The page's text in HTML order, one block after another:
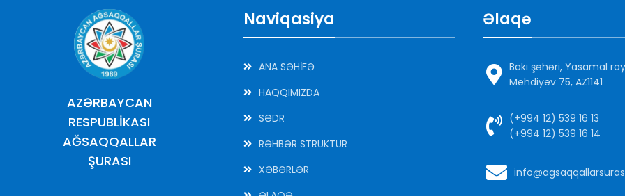
AZƏRBAYCAN
RESPUBLİKASI
AĞSAQQALLAR
ŞURASI
Naviqasiya
ANA SƏHİFƏ
HAQQIMIZDA
SƏDR
RƏHBƏR STRUKTUR
XƏBƏRLƏR
Əlaqə
Bakı şəhəri, Yasamal
Mehdiyev 75, AZ1141
(+994 12) 539 16 13
(+994 12) 539 16 14